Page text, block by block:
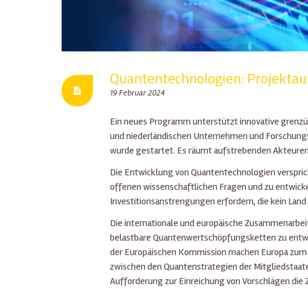
Quantentechnologien:
19 Februar 2024
Ein neues Programm unterstützt innovative
und niederländischen Unternehmen und
wurde gestartet. Es räumt aufstrebenden
Die Entwicklung von Quantentechnologien
offenen wissenschaftlichen Fragen und zu
Investitionsanstrengungen erfordern, die kein
Die internationale und europäische
belastbare Quantenwertschöpfungsketten zu
der Europäischen Kommission machen Europa
zwischen den Quantenstrategien der
Aufforderung zur Einreichung von Vorschlägen